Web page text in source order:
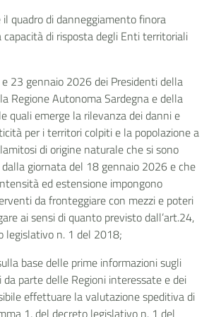
il quadro di danneggiamento finora
di risposta degli Enti territoriali
23 gennaio 2026 dei Presidenti della
Regione Autonoma Sardegna e della
quali emerge la rilevanza dei danni e
per i territori colpiti e la popolazione a
di origine naturale che si sono
giornata del 18 gennaio 2026 e che
ed estensione impongono
da fronteggiare con mezzi e poteri
ai sensi di quanto previsto dall’art.24,
legislativo n. 1 del 2018;
base delle prime informazioni sugli
parte delle Regioni interessate e dei
effettuare la valutazione speditiva di
1, del decreto legislativo n. 1 del